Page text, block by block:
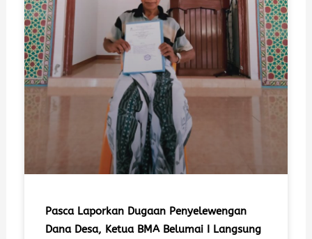
Pasca Laporkan Dugaan Penyelewengan
Dana Desa, Ketua BMA Belumai I Langsung